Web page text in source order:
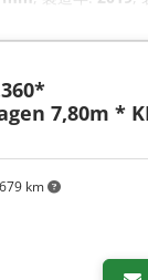
km
7,80m *